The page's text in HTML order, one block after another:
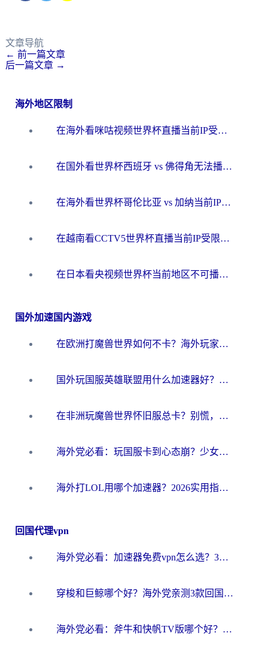
文章导航
← 前一篇文章
后一篇文章 →
海外地区限制
在海外看咪咕视频世界杯直播当前IP受限制？这篇指南帮你搞定所有体育赛事观看难题
在国外看世界杯西班牙 vs 佛得角无法播放？这篇指南帮你解锁所有中文体育直播
在海外看世界杯哥伦比亚 vs 加纳当前IP受限制？这篇指南帮你流畅看中文解说赛事
在越南看CCTV5世界杯直播当前IP受限制？海外党体育观赛终极指南来了
在日本看央视频世界杯当前地区不可播放？海外党体育观赛终极指南
国外加速国内游戏
在欧洲打魔兽世界如何不卡？海外玩家的国服游戏加速终极攻略
国外玩国服英雄联盟用什么加速器好？海外党亲测有效的国服游戏加速指南
在非洲玩魔兽世界怀旧服总卡？别慌，这份指南帮你丝滑开荒
海外党必看：玩国服卡到心态崩？少女前线云图计划加速器免费推荐+碧蓝航线足球世界流畅攻略
海外打LOL用哪个加速器？2026实用指南：从延迟到设备适配，一篇解决你的国服游戏痛点
回国代理vpn
海外党必看：加速器免费vpn怎么选？3步教你无缝访问国内资源
穿梭和巨鲸哪个好？海外党亲测3款回国加速器，教你避开90%的坑
海外党必看：斧牛和快帆TV版哪个好？3分钟选对回国加速器，无缝刷B站、追热剧